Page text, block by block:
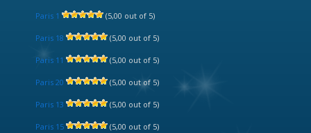
Paris 1 (5,00 out of 5)
Paris 18 (5,00 out of 5)
Paris 11 (5,00 out of 5)
Paris 20 (5,00 out of 5)
Paris 13 (5,00 out of 5)
Paris 15 (5,00 out of 5)